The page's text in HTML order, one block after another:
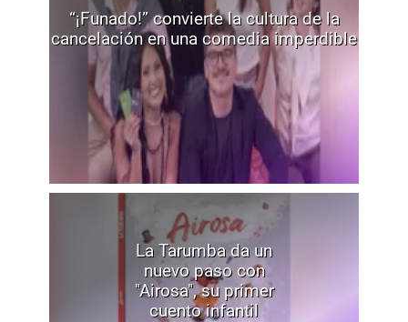
“¡Funado!” convierte la cultura de la
cancelación en una comedia imperdible
La Tarumba da un
nuevo paso con
"Airosa", su primer
cuento infantil